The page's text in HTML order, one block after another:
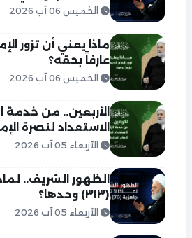
الخميس 06 آب 2026
ماذا يعني أن تزور
عارفاً بحقه؟
الخميس 06 آب 2026
الأربعين.. من خدمة
الاستعداد لنصرة
الأربعاء 05 آب 2026
الظهور الشريف..
(٣١٣) وحدها؟
الأربعاء 05 آب 2026